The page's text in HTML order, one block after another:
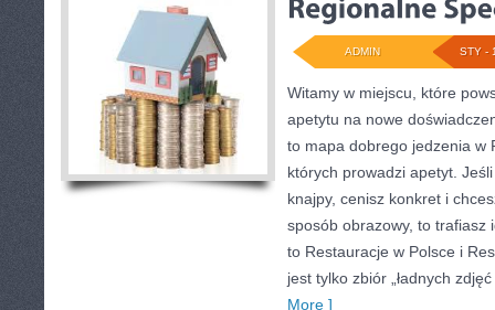
STY -
ADMIN
Witamy w miejscu, które
apetytu na nowe
to mapa dobrego jedzenia w
których prowadzi apetyt.
knajpy, cenisz konkret i
sposób obrazowy, to trafiasz
to Restauracje w Polsce i
jest tylko zbiór „ładnych
More ]